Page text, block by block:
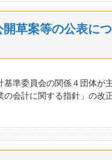
草案等の公表に
準委員会の関係４団体が
会計に関する指針」の改